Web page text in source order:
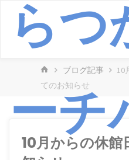
らつ
ーチ
ホ
ー
ブログ記事
10
てのお知らせ
10月からの休